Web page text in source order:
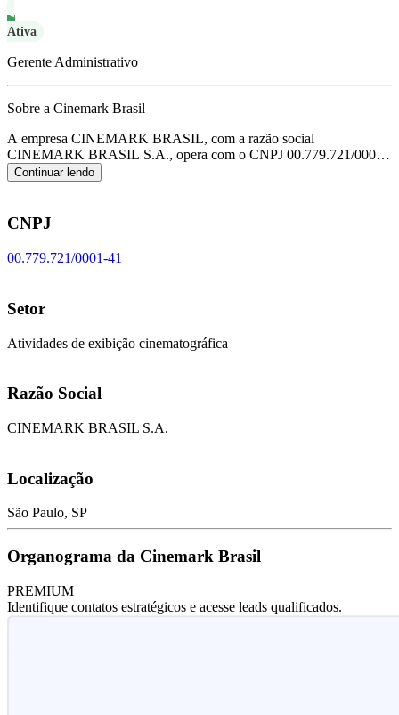
Ativa
Gerente Administrativo
Sobre a Cinemark Brasil
A empresa CINEMARK BRASIL, com a razão social
CINEMARK BRASIL S.A., opera com o CNPJ 00.779.721/0001-
41 e tem sua sede localizada em Sao Paulo/SP.
atuação é de atividades de exibição cinematográfica, de acordo com
Continuar lendo
CNPJ
00.779.721/0001-41
Setor
Atividades de exibição cinematográfica
Razão Social
CINEMARK BRASIL S.A.
Localização
São Paulo, SP
Organograma da Cinemark Brasil
PREMIUM
Identifique contatos estratégicos e acesse leads qualificados.